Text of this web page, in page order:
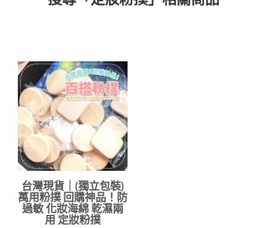
台灣現貨｜(獨立包裝)
萬用粉撲 回購神品！防
過敏 化妝海綿 乾濕兩
用 定妝粉撲